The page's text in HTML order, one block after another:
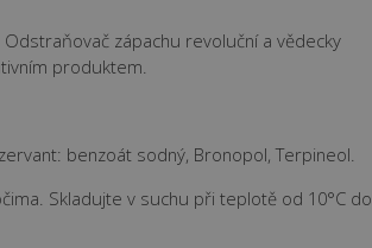
zápachu revoluční a vědecky
produktem.
benzoát sodný, Bronopol, Terpineol.
Skladujte v suchu při teplotě od 10°C do
webových stránkách.
o tom, jak
společnost Google),
poskytl osobní
funkčnost
a